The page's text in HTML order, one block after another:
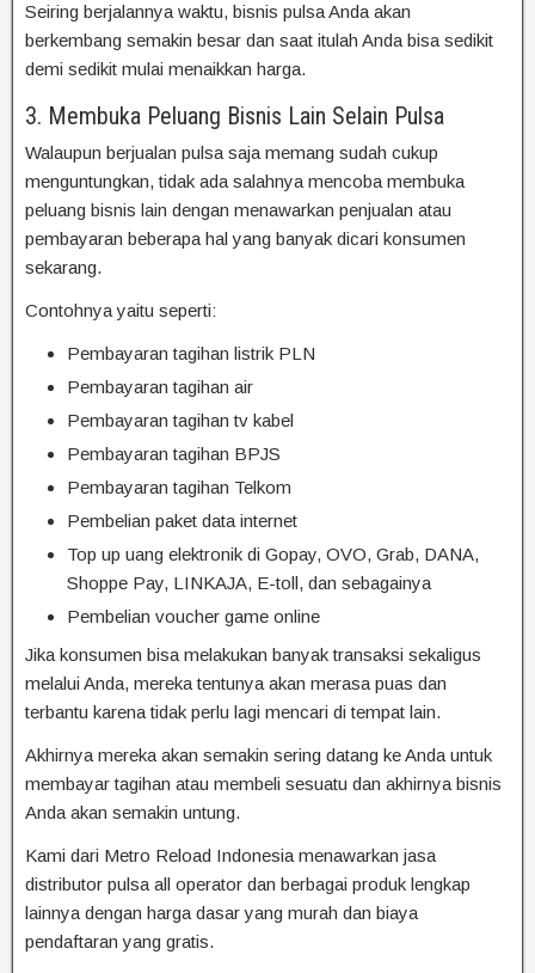
Seiring berjalannya waktu, bisnis pulsa Anda akan
berkembang semakin besar dan saat itulah Anda bisa sedikit
demi sedikit mulai menaikkan harga.
3. Membuka Peluang Bisnis Lain Selain Pulsa
Walaupun berjualan pulsa saja memang sudah cukup
menguntungkan, tidak ada salahnya mencoba membuka
peluang bisnis lain dengan menawarkan penjualan atau
pembayaran beberapa hal yang banyak dicari konsumen
sekarang.
Contohnya yaitu seperti:
Pembayaran tagihan listrik PLN
Pembayaran tagihan air
Pembayaran tagihan tv kabel
Pembayaran tagihan BPJS
Pembayaran tagihan Telkom
Pembelian paket data internet
Top up uang elektronik di Gopay, OVO, Grab, DANA,
Shoppe Pay, LINKAJA, E-toll, dan sebagainya
Pembelian voucher game online
Jika konsumen bisa melakukan banyak transaksi sekaligus
melalui Anda, mereka tentunya akan merasa puas dan
terbantu karena tidak perlu lagi mencari di tempat lain.
Akhirnya mereka akan semakin sering datang ke Anda untuk
membayar tagihan atau membeli sesuatu dan akhirnya bisnis
Anda akan semakin untung.
Kami dari Metro Reload Indonesia menawarkan jasa
distributor pulsa all operator dan berbagai produk lengkap
lainnya dengan harga dasar yang murah dan biaya
pendaftaran yang gratis.